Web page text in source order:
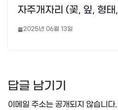
자주개자리 (꽃, 잎, 형
2025년 06월 13일
답글 남기기
이메일 주소는 공개되지 않습니다.